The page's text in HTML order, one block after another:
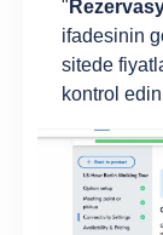
"
ifadesinin
sitede
kontrol